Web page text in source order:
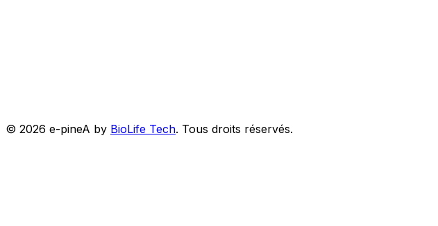
© 2026 e-pineA by BioLife Tech. Tous droits réservés.